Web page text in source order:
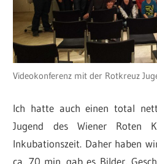
Videokonferenz mit der Rotkreuz
Ich hatte auch einen total
Jugend des Wiener Roten
Inkubationszeit. Daher haben
ca. 70 min. gab es Bilder,